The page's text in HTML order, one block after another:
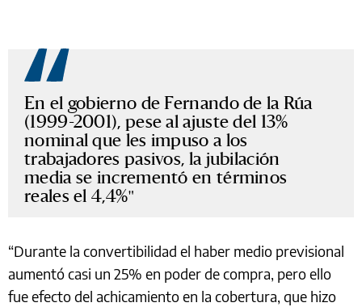
En el gobierno de Fernando de la Rúa
(1999-2001), pese al ajuste del 13%
nominal que les impuso a los
trabajadores pasivos, la jubilación
media se incrementó en términos
reales el 4,4%
“Durante la convertibilidad el haber medio previsional
aumentó casi un 25% en poder de compra, pero ello
fue efecto del achicamiento en la cobertura, que hizo